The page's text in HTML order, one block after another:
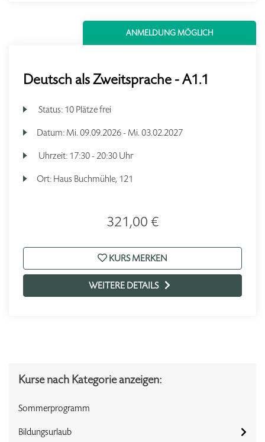
ANMELDUNG MÖGLICH
Deutsch als Zweitsprache - A1.1
Status: 10 Plätze frei
Datum: Mi. 09.09.2026 - Mi. 03.02.2027
Uhrzeit: 17:30 - 20:30 Uhr
Ort: Haus Buchmühle, 121
321,00 €
KURS MERKEN
WEITERE DETAILS
Kurse nach Kategorie anzeigen:
Sommerprogramm
Bildungsurlaub